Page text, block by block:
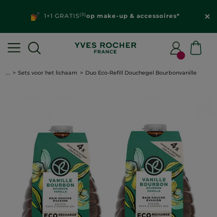
1+1 GRATIS(3)op make-up & accessoires*
... Sets voor het lichaam Duo Eco-Refill Douchegel Bourbonvanille